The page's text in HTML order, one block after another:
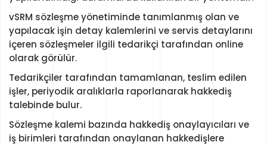
vSRM sözleşme yönetiminde tanımlanmış olan ve
yapılacak işin detay kalemlerini ve servis detaylarını
içeren sözleşmeler ilgili tedarikçi tarafından online
olarak görülür.
Tedarikçiler tarafından tamamlanan, teslim edilen
işler, periyodik aralıklarla raporlanarak hakkediş
talebinde bulur.
Sözleşme kalemi bazında hakkediş onaylayıcıları ve
iş birimleri tarafından onaylanan hakkedişlere